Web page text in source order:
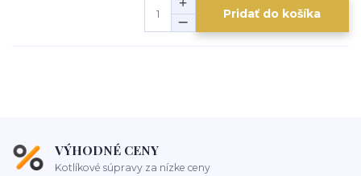
Pridať do košíka
VÝHODNÉ CENY
Kotlíkové súpravy za nízke ceny